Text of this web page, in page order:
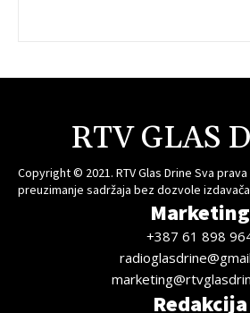
RTV GLAS
Copyright © 2021. RTV Glas Drine Sva
preuzimanje sadržaja bez dozvole
Marketing
+387 61 898
Redakcija